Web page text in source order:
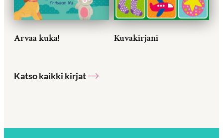
Arvaa kuka! Kuvakirjani
Katso kaikki kirjat